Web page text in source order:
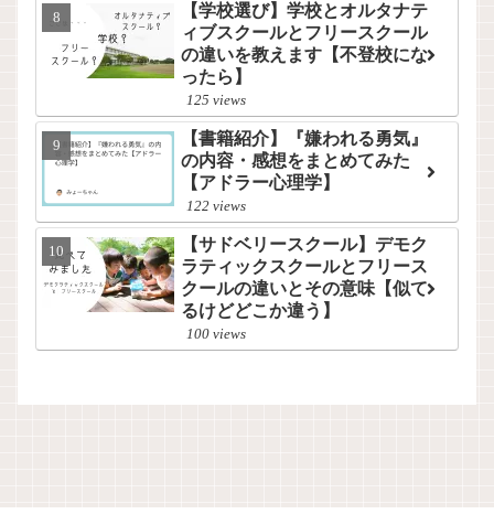
【学校選び】学校とオルタナテ
ィブスクールとフリースクール
の違いを教えます【不登校にな
ったら】
125 views
【書籍紹介】『嫌われる勇気』
の内容・感想をまとめてみた
【アドラー心理学】
122 views
【サドベリースクール】デモク
ラティックスクールとフリース
クールの違いとその意味【似て
るけどどこか違う】
100 views